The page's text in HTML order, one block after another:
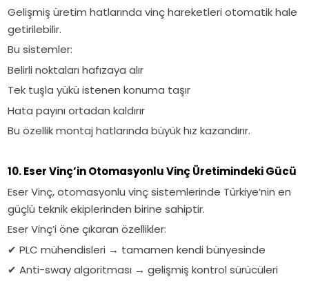
Gelişmiş üretim hatlarında vinç hareketleri otomatik hale
getirilebilir.
Bu sistemler:
Belirli noktaları hafızaya alır
Tek tuşla yükü istenen konuma taşır
Hata payını ortadan kaldırır
Bu özellik montaj hatlarında büyük hız kazandırır.
10. Eser Vinç’in Otomasyonlu Vinç Üretimindeki Gücü
Eser Vinç, otomasyonlu vinç sistemlerinde Türkiye’nin en
güçlü teknik ekiplerinden birine sahiptir.
Eser Vinç’i öne çıkaran özellikler:
✔ PLC mühendisleri → tamamen kendi bünyesinde
✔ Anti-sway algoritması → gelişmiş kontrol sürücüleri